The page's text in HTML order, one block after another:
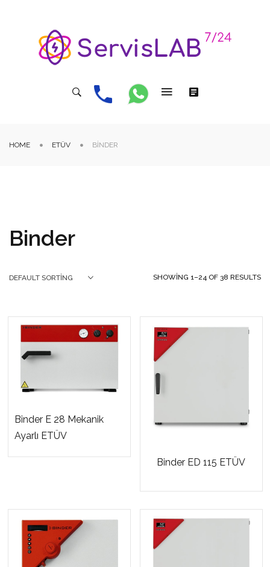
HOME ETÜV BINDER
Binder
SHOWING 1–24 OF 38 RESULTS
DEFAULT SORTING
Binder E 28 Mekanik
Ayarlı ETÜV
Binder ED 115 ETÜV